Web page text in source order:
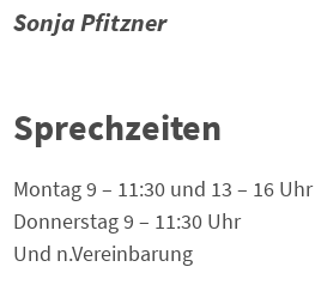
Sonja Pfitzner
Sprechzeiten
Montag 9 – 11:30 und 13 – 16 Uhr
Donnerstag 9 – 11:30 Uhr
Und n.Vereinbarung